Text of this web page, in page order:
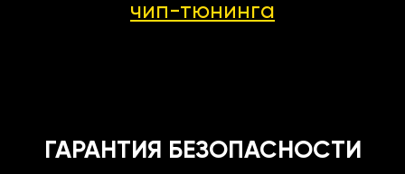
чип-тюнинга
ГАРАНТИЯ БЕЗОПАСНОСТИ